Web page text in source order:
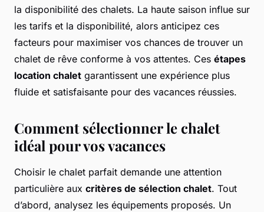
la disponibilité des chalets. La haute saison influe sur
les tarifs et la disponibilité, alors anticipez ces
facteurs pour maximiser vos chances de trouver un
chalet de rêve conforme à vos attentes. Ces étapes
location chalet garantissent une expérience plus
fluide et satisfaisante pour des vacances réussies.
Comment sélectionner le chalet
idéal pour vos vacances
Choisir le chalet parfait demande une attention
particulière aux critères de sélection chalet. Tout
d’abord, analysez les équipements proposés. Un